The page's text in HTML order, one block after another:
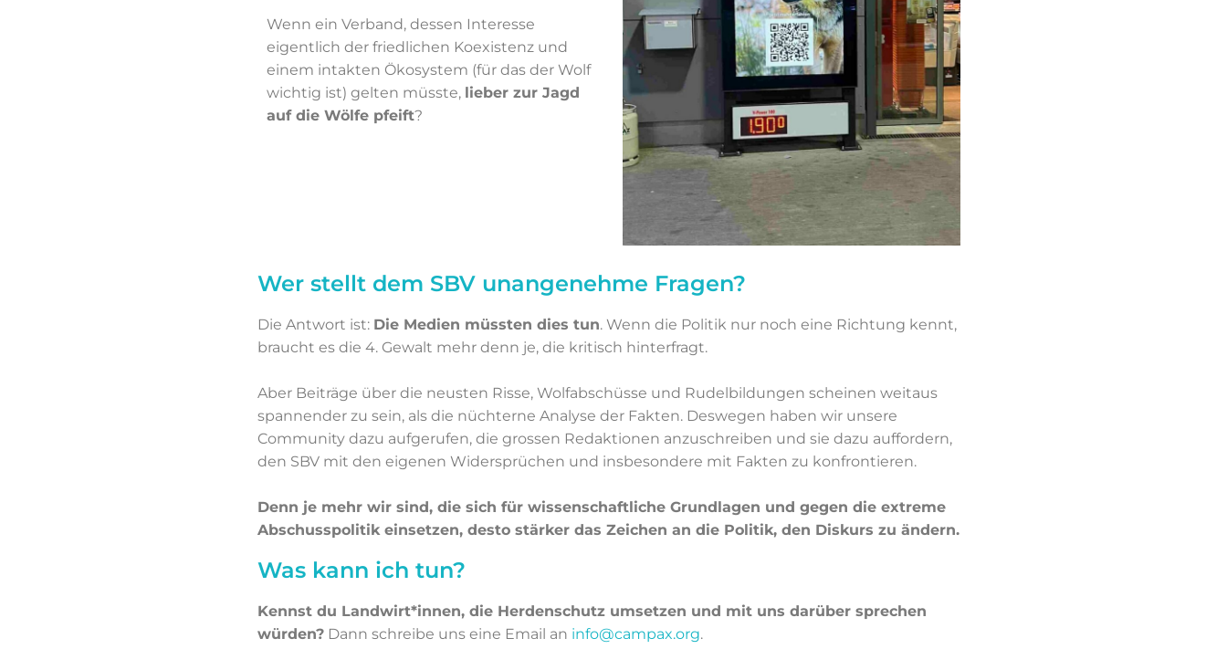
Wenn ein Verband, dessen Interesse
eigentlich der friedlichen Koexistenz und
einem intakten Ökosystem (für das der Wolf
wichtig ist) gelten müsste, lieber zur Jagd
auf die Wölfe pfeift?
Wer stellt dem SBV unangenehme Fragen?
Die Antwort ist: Die Medien müssten dies tun. Wenn die Politik nur noch eine Richtung kennt,
braucht es die 4. Gewalt mehr denn je, die kritisch hinterfragt.
Aber Beiträge über die neusten Risse, Wolfabschüsse und Rudelbildungen scheinen weitaus
spannender zu sein, als die nüchterne Analyse der Fakten. Deswegen haben wir unsere
Community dazu aufgerufen, die grossen Redaktionen anzuschreiben und sie dazu auffordern,
den SBV mit den eigenen Widersprüchen und insbesondere mit Fakten zu konfrontieren.
Denn je mehr wir sind, die sich für wissenschaftliche Grundlagen und gegen die extreme
Abschusspolitik einsetzen, desto stärker das Zeichen an die Politik, den Diskurs zu ändern.
Was kann ich tun?
Kennst du Landwirt*innen, die Herdenschutz umsetzen und mit uns darüber sprechen
würden? Dann schreibe uns eine Email an info@campax.org.